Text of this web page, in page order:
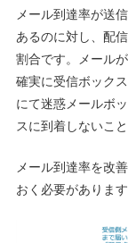
メール到達率が送
あるのに対し、配
割合です。メール
確実に受信ボック
にて迷惑メールボ
スに到着しないこ
メール到達率を改
おく必要があります